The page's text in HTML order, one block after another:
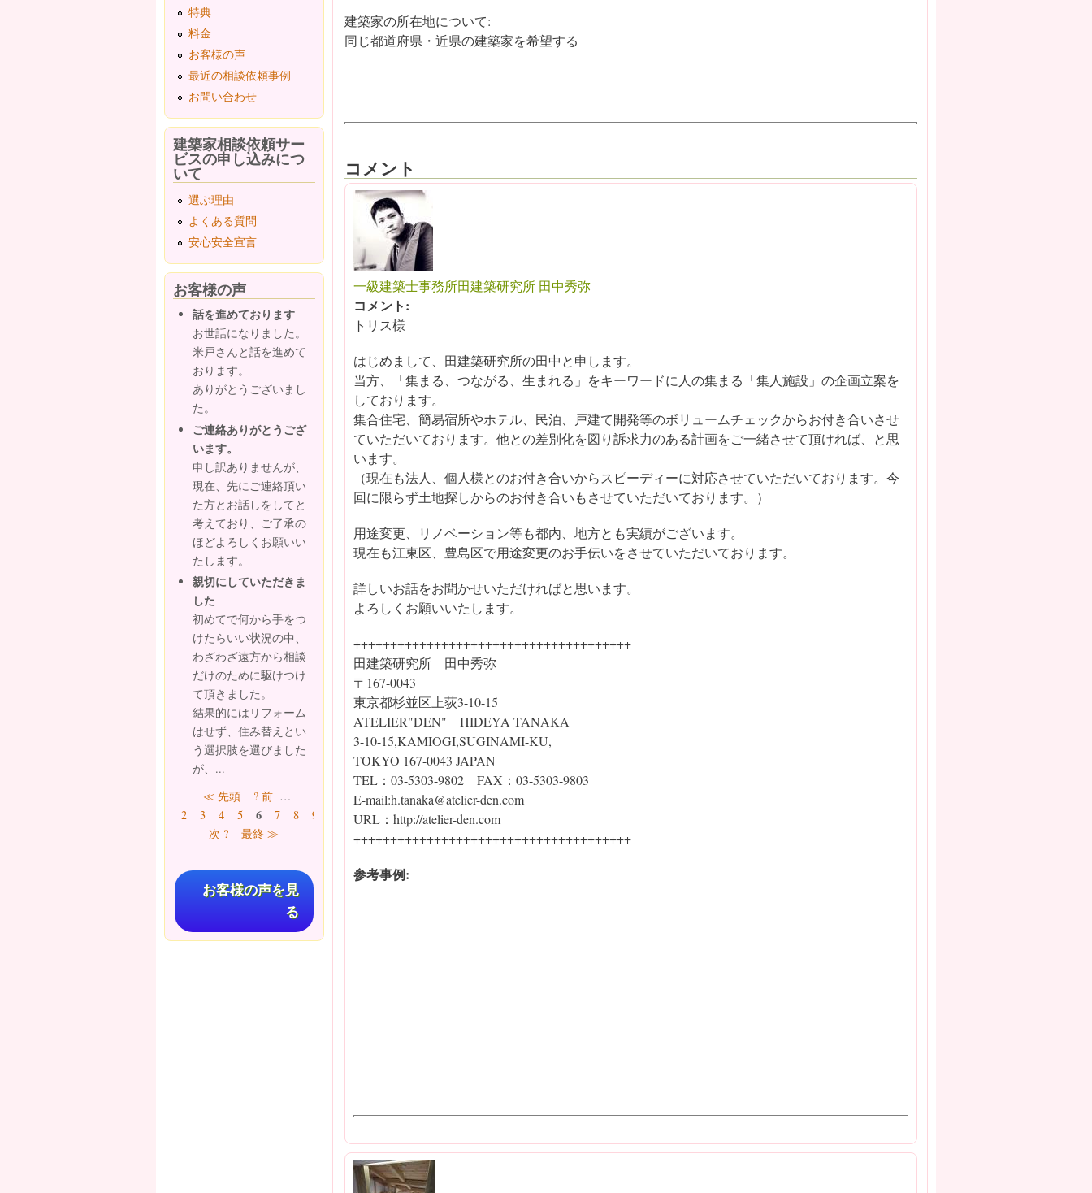
建築家の所在地について:
同じ都道府県・近県の建築家を希望する
コメント
一級建築士事務所田建築研究所 田中秀弥
コメント:
トリス様
はじめまして、田建築研究所の田中と申します。
当方、「集まる、つながる、生まれる」をキーワードに人の集まる「集人施設」の企画立案を
しております。
集合住宅、簡易宿所やホテル、民泊、戸建て開発等のボリュームチェックからお付き合いさせ
ていただいております。他との差別化を図り訴求力のある計画をご一緒させて頂ければ、と思
います。
（現在も法人、個人様とのお付き合いからスピーディーに対応させていただいております。今
回に限らず土地探しからのお付き合いもさせていただいております。）
用途変更、リノベーション等も都内、地方とも実績がございます。
現在も江東区、豊島区で用途変更のお手伝いをさせていただいております。
詳しいお話をお聞かせいただければと思います。
よろしくお願いいたします。
++++++++++++++++++++++++++++++++++++++
田建築研究所 田中秀弥
〒167-0043
東京都杉並区上荻3-10-15
ATELIER"DEN" HIDEYA TANAKA
3-10-15,KAMIOGI,SUGINAMI-KU,
TOKYO 167-0043 JAPAN
TEL：03-5303-9802 FAX：03-5303-9803
E-mail:h.tanaka@atelier-den.com
URL：http://atelier-den.com
++++++++++++++++++++++++++++++++++++++
参考事例:
特典
料金
お客様の声
最近の相談依頼事例
お問い合わせ
建築家相談依頼サー
ビスの申し込みにつ
いて
選ぶ理由
よくある質問
安心安全宣言
お客様の声
話を進めております
お世話になりました。
米戸さんと話を進めて
おります。
ありがとうございまし
た。
ご連絡ありがとうござ
います。
申し訳ありませんが、
現在、先にご連絡頂い
た方とお話しをしてと
考えており、ご了承の
ほどよろしくお願いい
たします。
親切にしていただきま
した
初めてで何から手をつ
けたらいい状況の中、
わざわざ遠方から相談
だけのために駆けつけ
て頂きました。
結果的にはリフォーム
はせず、住み替えとい
う選択肢を選びました
が、...
ページ≪ 先頭 ? 前 …
2
3 4 5 6 7 8 9
…
次 ?
最終 ≫
お客様の声を見
る